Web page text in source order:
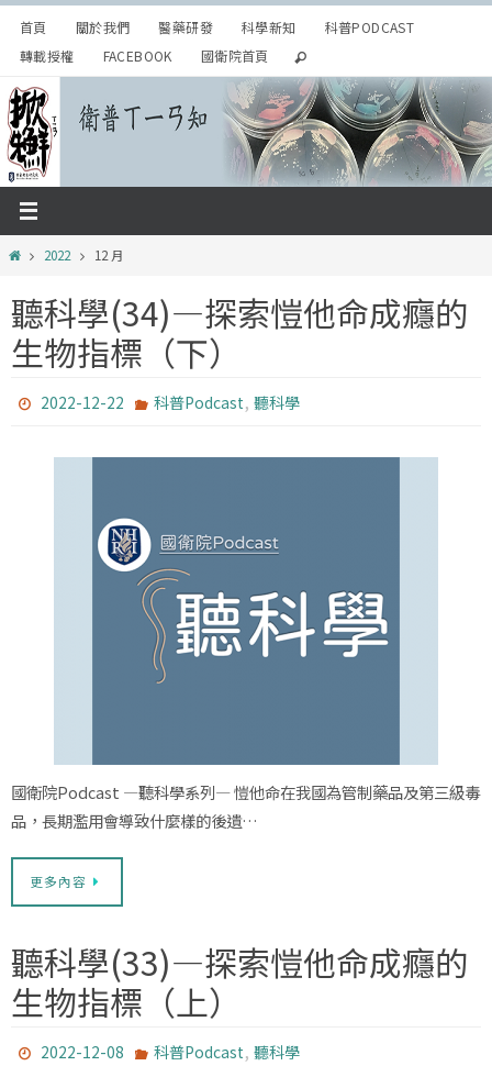
Skip
content
首頁 關於我們 醫藥研發 科學新知
科普PODCAST
轉載授權
FACEBOOK 國衛院首頁
Home2022 12 月
聽科學(34)—探索愷他命成癮的
生物指標（下）
2022-12-22 科普Podcast, 聽科學
國衛院Podcast —聽科學系列— 愷他命在我國為管制藥品及第三級毒
品，長期濫用會導致什麼樣的後遺…
更多內容
聽科學(33)—探索愷他命成癮的
生物指標（上）
2022-12-08 科普Podcast, 聽科學